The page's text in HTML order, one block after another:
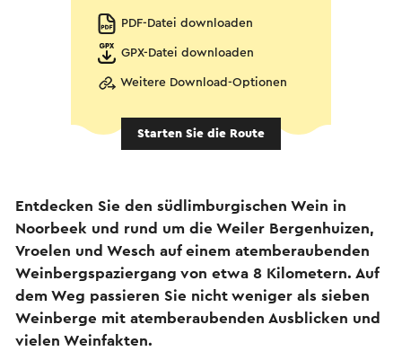
PDF-Datei downloaden
GPX-Datei downloaden
Weitere Download-Optionen
Starten Sie die Route
Entdecken Sie den südlimburgischen Wein in
Noorbeek und rund um die Weiler Bergenhuizen,
Vroelen und Wesch auf einem atemberaubenden
Weinbergspaziergang von etwa 8 Kilometern. Auf
dem Weg passieren Sie nicht weniger als sieben
Weinberge mit atemberaubenden Ausblicken und
vielen Weinfakten.